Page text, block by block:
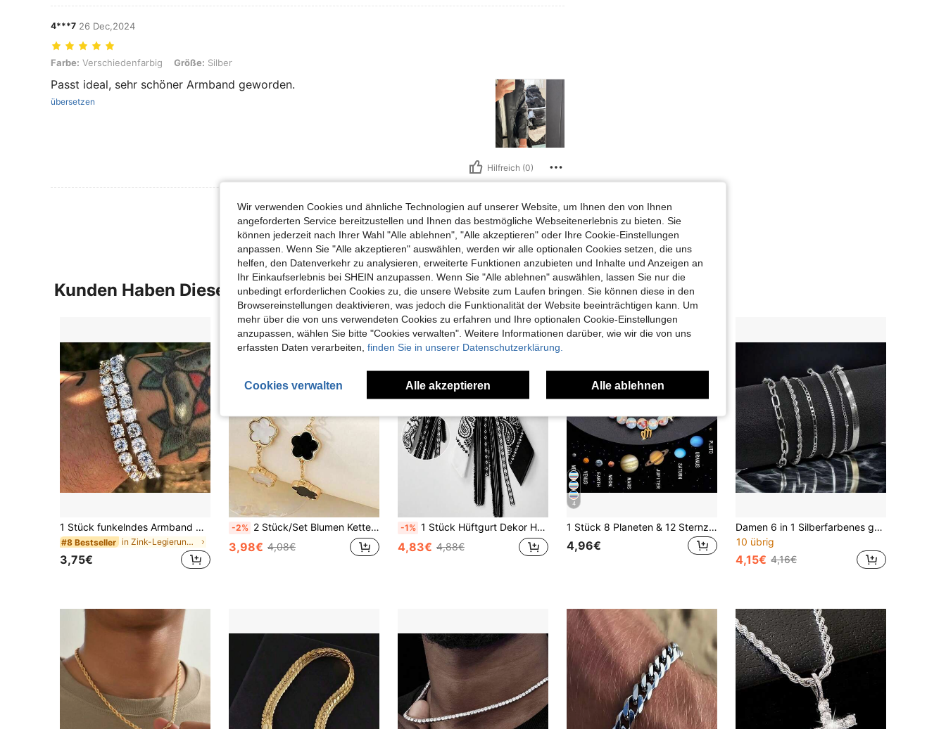
4***7 26 Dec,2024
Farbe: Verschiedenfarbig, Größe: Silber
Farbe: Verschiedenfarbig Größe: Silber
Passt ideal, sehr schöner Armband geworden.
übersetzen
Hilfreich (0)
Mehr Bewertungen Ansehen
Kunden Haben Diese Artikel Auch Angeschaut
1 Stück funkelndes Armband mit Mikro-Zirkonia-Einlage, Hip-Hop-Stil goldfarbenes glitzerndes Strass-Armband, geeignet für den täglichen Gebrauch, Partys und als Schmuckgeschenk, Vatertags-Geschenk, Schul-Halloween-Accessoires, Punk-Streetwear-Accessoires, Jeans-Accessoires
#8 Bestseller in Zink-Legierung Kette für Herrenbekleidung
3,75€
-2% 2 Stück/Set Blumen Ketten Armband Set, eleganter Armband Schmuck, Alltagsmode, Halloween Accessoire, Lehrertags Straßenmode Accessoire, Denim Accessoire
3,98€ 4,08€
-1% 1 Stück Hüftgurt Dekor Hose im Hip-Hop Stil, Unisex Streetwear
4,83€ 4,88€
4
1 Stück 8 Planeten & 12 Sternzeichen Armband, Naturstein Sonnensystem Armband, Waage/Jungfrau/Löwe Sternbild Anhänger Armband, Schmuckgeschenk für Paar am Valentinstag
4,96€
Damen 6 in 1 Silberfarbenes gemischtes Gliederkette Armband Set, verdrehtes Seil, Büroklammer, Schlange, Fischgrätenmuster, dünne Kette, minimalistisches Handgelenk Accessoire Geschenk
10 übrig
4,15€ 4,16€
Wir verwenden Cookies und ähnliche Technologien auf unserer Website, um Ihnen den von Ihnen
angeforderten Service bereitzustellen und Ihnen das bestmögliche Webseitenerlebnis zu bieten. Sie
können jederzeit nach Ihrer Wahl "Alle ablehnen", "Alle akzeptieren" oder Ihre Cookie-Einstellungen
anpassen. Wenn Sie "Alle akzeptieren" auswählen, werden wir alle optionalen Cookies setzen, die uns
helfen, den Datenverkehr zu analysieren, erweiterte Funktionen anzubieten und Inhalte und Anzeigen an
Ihr Einkaufserlebnis bei SHEIN anzupassen. Wenn Sie "Alle ablehnen" auswählen, lassen Sie nur die
unbedingt erforderlichen Cookies zu, die unsere Website zum Laufen bringen. Sie können diese in den
Browsereinstellungen deaktivieren, was jedoch die Funktionalität der Website beeinträchtigen kann. Um
mehr über die von uns verwendeten Cookies zu erfahren und Ihre optionalen Cookie-Einstellungen
anzupassen, wählen Sie bitte "Cookies verwalten". Weitere Informationen darüber, wie wir die von uns
erfassten Daten verarbeiten, finden Sie in unserer Datenschutzerklärung.
Cookies verwalten Alle akzeptieren Alle ablehnen